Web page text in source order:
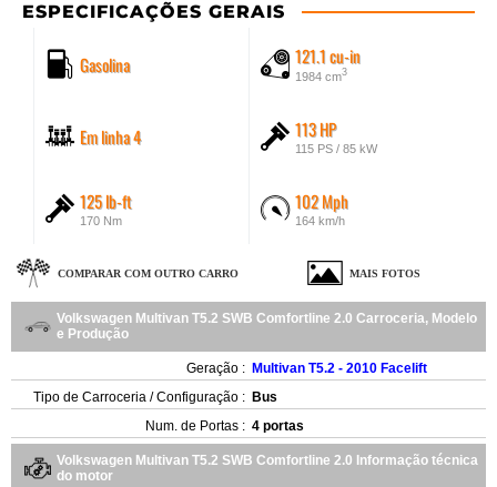
ESPECIFICAÇÕES GERAIS
Gasolina 121.1 cu-in
1984 cm3
Em linha 4 113 HP
115 PS / 85 kW
125 lb-ft
170 Nm
102 Mph
164 km/h
COMPARAR COM OUTRO CARRO MAIS FOTOS
Volkswagen Multivan T5.2 SWB Comfortline 2.0 Carroceria, Modelo
e Produção
Geração : Multivan T5.2 - 2010 Facelift
Tipo de Carroceria / Configuração : Bus
Num. de Portas : 4 portas
Volkswagen Multivan T5.2 SWB Comfortline 2.0 Informação técnica
do motor